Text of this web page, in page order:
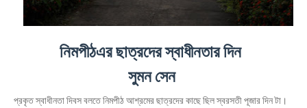
নিমপীঠএর ছাত্রদের স্বাধীনতার দিন
সুমন সেন
প্রকৃত স্বাধীনতা দিবস বলতে নিমপীঠ আশ্রমের ছাত্রদের কাছে ছিল স্বরসতী পূজার দিন টা।